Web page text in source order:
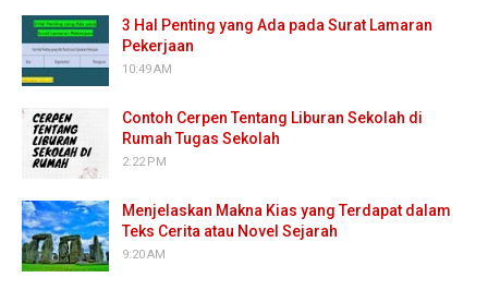
3 Hal Penting yang Ada pada Surat Lamaran
Pekerjaan
10:49 AM
Contoh Cerpen Tentang Liburan Sekolah di
Rumah Tugas Sekolah
2:22 PM
Menjelaskan Makna Kias yang Terdapat dalam
Teks Cerita atau Novel Sejarah
9:20 AM